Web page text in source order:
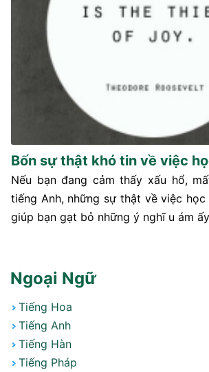
Bốn sự thật khó tin về việc
Nếu bạn đang cảm thấy xấu hổ,
tiếng Anh, những sự thật về việc học
giúp bạn gạt bỏ những ý nghĩ u ám
Ngoại Ngữ
Tiếng Hoa
Tiếng Anh
Tiếng Hàn
Tiếng Pháp